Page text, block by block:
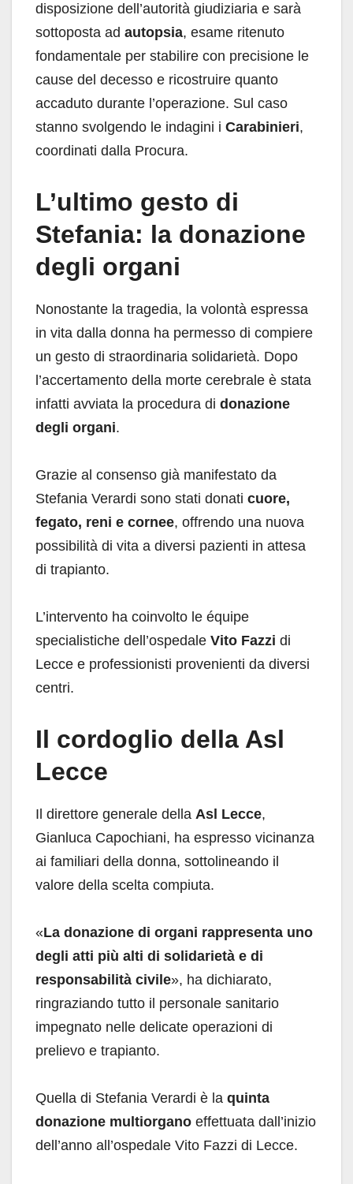
disposizione dell’autorità giudiziaria e sarà
sottoposta ad autopsia, esame ritenuto
fondamentale per stabilire con precisione le
cause del decesso e ricostruire quanto
accaduto durante l’operazione. Sul caso
stanno svolgendo le indagini i Carabinieri,
coordinati dalla Procura.
L’ultimo gesto di
Stefania: la donazione
degli organi
Nonostante la tragedia, la volontà espressa
in vita dalla donna ha permesso di compiere
un gesto di straordinaria solidarietà. Dopo
l’accertamento della morte cerebrale è stata
infatti avviata la procedura di donazione
degli organi.
Grazie al consenso già manifestato da
Stefania Verardi sono stati donati cuore,
fegato, reni e cornee, offrendo una nuova
possibilità di vita a diversi pazienti in attesa
di trapianto.
L’intervento ha coinvolto le équipe
specialistiche dell’ospedale Vito Fazzi di
Lecce e professionisti provenienti da diversi
centri.
Il cordoglio della Asl
Lecce
Il direttore generale della Asl Lecce,
Gianluca Capochiani, ha espresso vicinanza
ai familiari della donna, sottolineando il
valore della scelta compiuta.
«La donazione di organi rappresenta uno
degli atti più alti di solidarietà e di
responsabilità civile», ha dichiarato,
ringraziando tutto il personale sanitario
impegnato nelle delicate operazioni di
prelievo e trapianto.
Quella di Stefania Verardi è la quinta
donazione multiorgano effettuata dall’inizio
dell’anno all’ospedale Vito Fazzi di Lecce.